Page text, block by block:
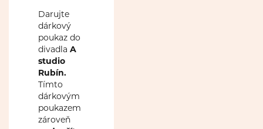
Darujte
dárkový
poukaz do
divadla A
studio
Rubín.
Tímto
dárkovým
poukazem
zároveň